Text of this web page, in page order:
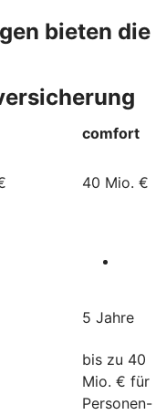
bieten die
comfort
40 Mio. €
5 Jahre
bis zu 40
Mio. € für
Personen-